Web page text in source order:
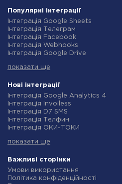
Популярні інтеграції
Інтеграція Google Sheets
Інтеграція Телеграм
Інтеграція Facebook
Інтеграція Webhooks
Інтеграція Google Drive
Інтеграція Gmail
Інтеграція Rozetka
Інтеграція OpenAI (ChatGPT)
Інтеграція Binotel
Інтеграція Prom
Інтеграція Приват24
Інтеграція OLX
Інтеграція SendPulse
Інтеграція Stream Telecom
Інтеграція Google Analytics
Інтеграція Creatio
показати ще
Нові інтеграції
Інтеграція Google Analytics 4
Інтеграція Invoiless
Інтеграція D7 SMS
Інтеграція Телфин
Інтеграція ОКИ-ТОКИ
Інтеграція Microsoft Dynamics 365
Інтеграція TxtSync
Інтеграція Wire2Air
Інтеграція Corezoid
показати ще
Важливі сторінки
Умови використання
Політика конфіденційності